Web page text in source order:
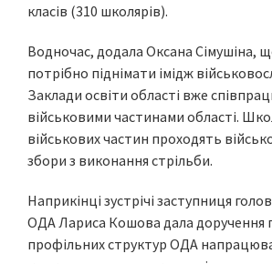
класів (310 школярів).
Водночас, додала Оксана Сімушіна,
потрібно піднімати імідж
Заклади освіти області вже
військовими частинами області.
військових частин проходять
збори з виконання стрільби.
Наприкінці зустрічі заступниця
ОДА Лариса Кошова дала доручення
профільних структур ОДА